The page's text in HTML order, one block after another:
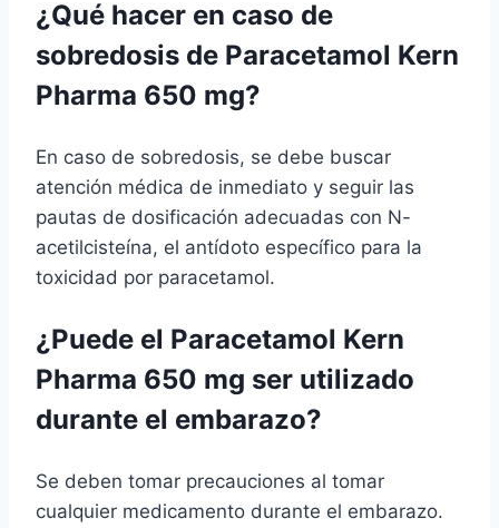
¿Qué hacer en caso de
sobredosis de Paracetamol Kern
Pharma 650 mg?
En caso de sobredosis, se debe buscar
atención médica de inmediato y seguir las
pautas de dosificación adecuadas con N-
acetilcisteína, el antídoto específico para la
toxicidad por paracetamol.
¿Puede el Paracetamol Kern
Pharma 650 mg ser utilizado
durante el embarazo?
Se deben tomar precauciones al tomar
cualquier medicamento durante el embarazo.